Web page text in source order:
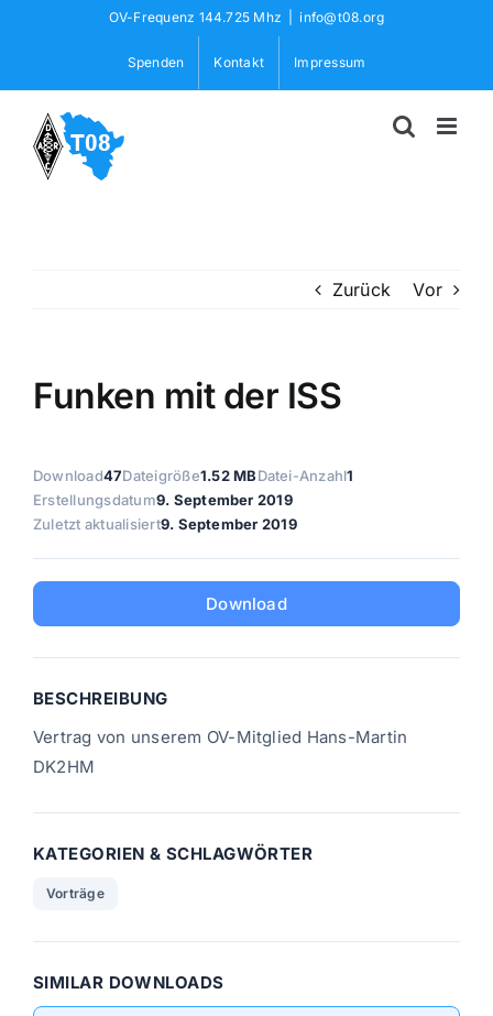
OV-Frequenz 144.725 Mhz info@t08.org
Spenden Kontakt Impressum
Zurück Vor
Funken mit der ISS
Download47Dateigröße1.52 MBDatei-Anzahl1
Erstellungsdatum9. September 2019
Zuletzt aktualisiert9. September 2019
Download
BESCHREIBUNG
Vertrag von unserem OV-Mitglied Hans-Martin
DK2HM
KATEGORIEN & SCHLAGWÖRTER
Vorträge
SIMILAR DOWNLOADS